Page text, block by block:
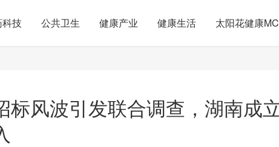
科技 公共卫生 健康产业 健康生活 太阳花健康
标风波引发联合调查，湖南成